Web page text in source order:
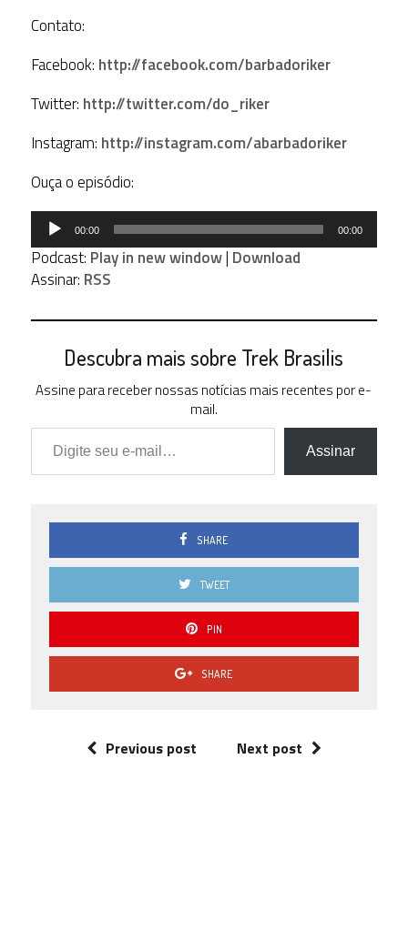
Contato:
Facebook: http://facebook.com/barbadoriker
Twitter: http://twitter.com/do_riker
Instagram: http://instagram.com/abarbadoriker
Ouça o episódio:
Tocador
áudio
00:00 00:00
Podcast: Play in new window| Download
Assinar: RSS
Descubra mais sobre Trek Brasilis
Assine para receber nossas notícias mais recentes por e-
mail.
Digite seu e-mail…
Assinar
SHARE
TWEET
PIN
SHARE
Previous post Next post